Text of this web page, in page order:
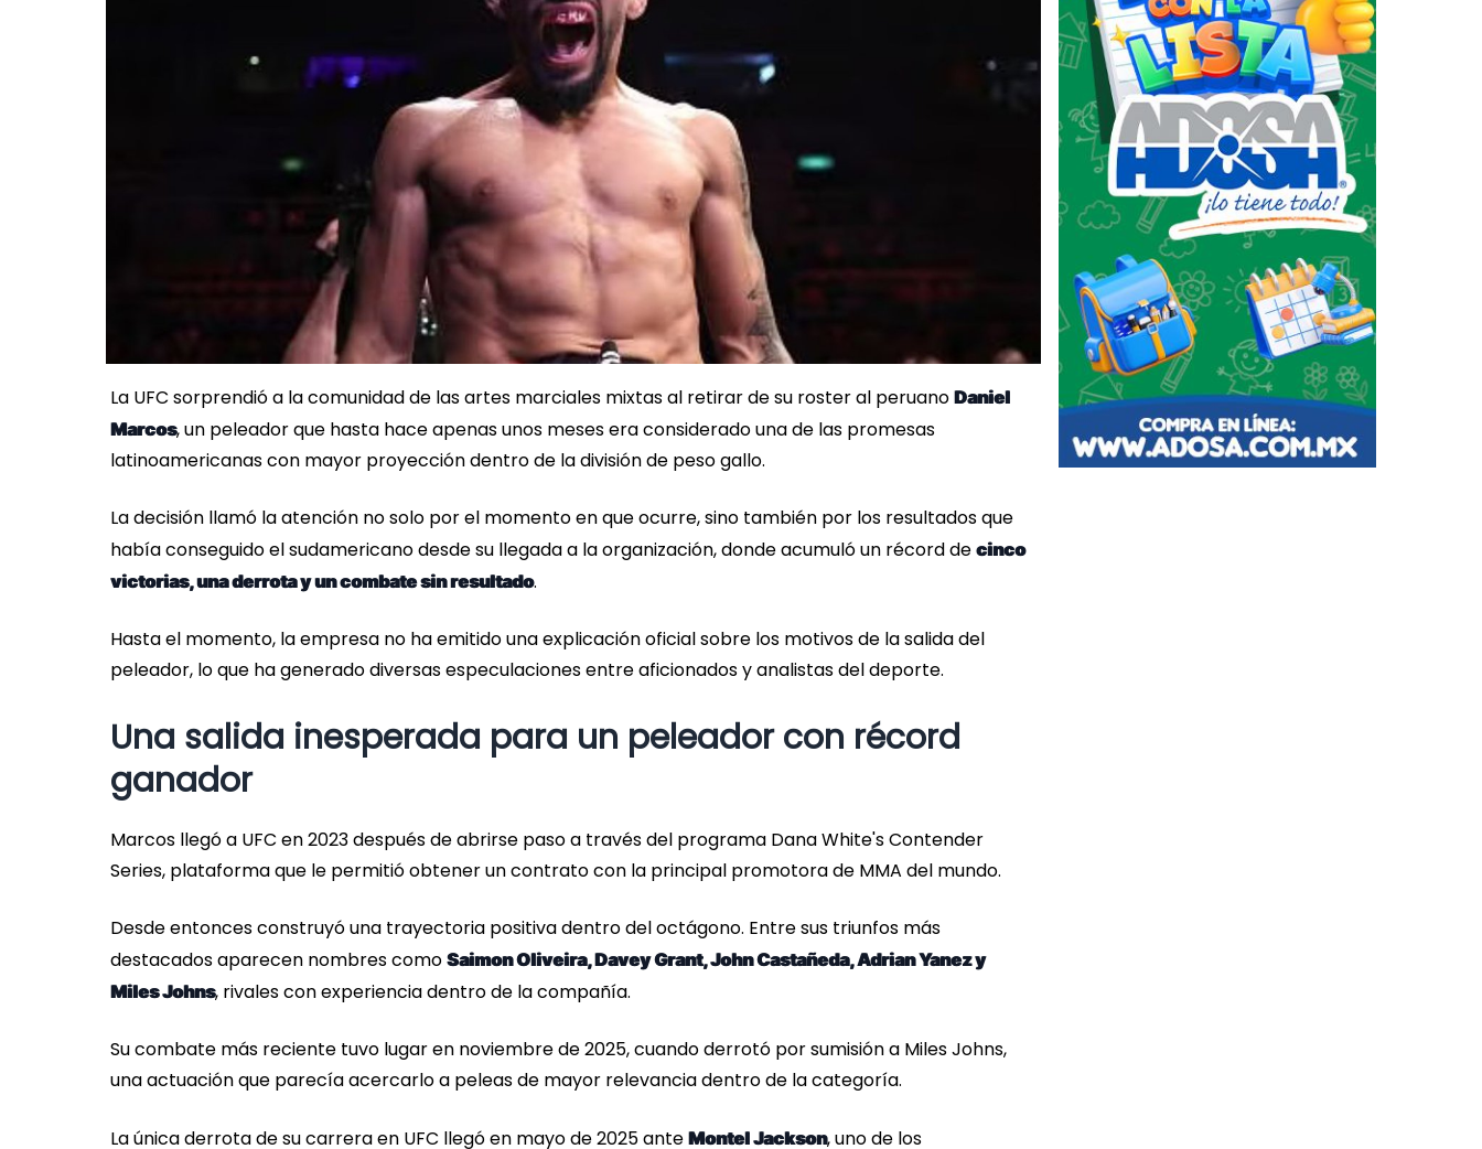
La UFC sorprendió a la comunidad de las artes marciales mixtas al retirar de su roster al peruano Daniel
Marcos, un peleador que hasta hace apenas unos meses era considerado una de las promesas
latinoamericanas con mayor proyección dentro de la división de peso gallo.
La decisión llamó la atención no solo por el momento en que ocurre, sino también por los resultados que
había conseguido el sudamericano desde su llegada a la organización, donde acumuló un récord de cinco
victorias, una derrota y un combate sin resultado.
Hasta el momento, la empresa no ha emitido una explicación oficial sobre los motivos de la salida del
peleador, lo que ha generado diversas especulaciones entre aficionados y analistas del deporte.
Una salida inesperada para un peleador con récord
ganador
Marcos llegó a UFC en 2023 después de abrirse paso a través del programa Dana White's Contender
Series, plataforma que le permitió obtener un contrato con la principal promotora de MMA del mundo.
Desde entonces construyó una trayectoria positiva dentro del octágono. Entre sus triunfos más
destacados aparecen nombres como Saimon Oliveira, Davey Grant, John Castañeda, Adrian Yanez y
Miles Johns, rivales con experiencia dentro de la compañía.
Su combate más reciente tuvo lugar en noviembre de 2025, cuando derrotó por sumisión a Miles Johns,
una actuación que parecía acercarlo a peleas de mayor relevancia dentro de la categoría.
La única derrota de su carrera en UFC llegó en mayo de 2025 ante Montel Jackson, uno de los